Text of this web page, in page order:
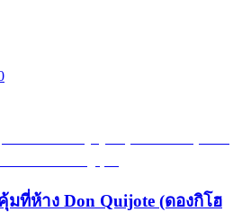
ที่ห้าง Don Quijote (ดองกิโฮ